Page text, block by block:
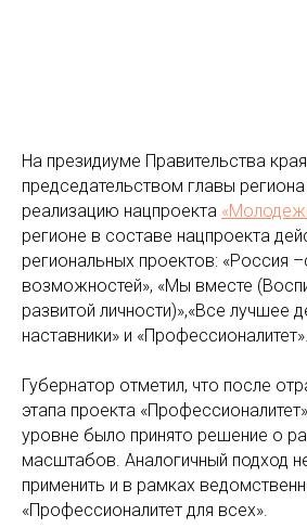
На президиуме Правительства
председательством главы
реализацию нацпроекта
регионе в составе нацпроекта
региональных проектов: «Россия
возможностей», «Мы вместе
развитой личности)»,«Все лучшее
наставники» и «Профессионалитет».
Губернатор отметил, что после
этапа проекта
уровне было принято решение о
масштабов. Аналогичный подход
применить и в рамках
«Профессионалитет для всех».